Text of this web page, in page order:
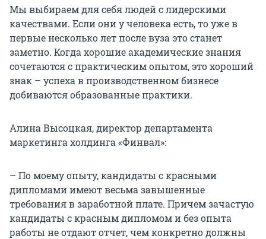
Мы выбираем для себя людей с лидерскими
качествами. Если они у человека есть, то уже в
первые несколько лет после вуза это станет
заметно. Когда хорошие академические знания
сочетаются с практическим опытом, это хороший
знак – успеха в производственном бизнесе
добиваются образованные практики.
Алина Высоцкая, директор департамента
маркетинга холдинга «Финвал»:
– По моему опыту, кандидаты с красными
дипломами имеют весьма завышенные
требования в заработной плате. Причем зачастую
кандидаты с красным дипломом и без опыта
работы не отдают отчет, чем конкретно должны